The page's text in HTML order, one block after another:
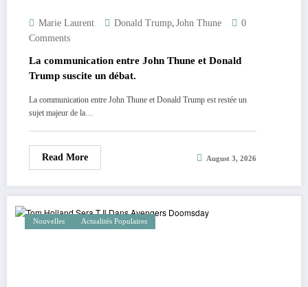
Marie Laurent Donald Trump, John Thune
0
Comments
La communication entre John Thune et Donald
Trump suscite un débat.
La communication entre John Thune et Donald Trump est restée un
sujet majeur de la…
Read More August 3, 2026
Nouvelles Actualités Populaires